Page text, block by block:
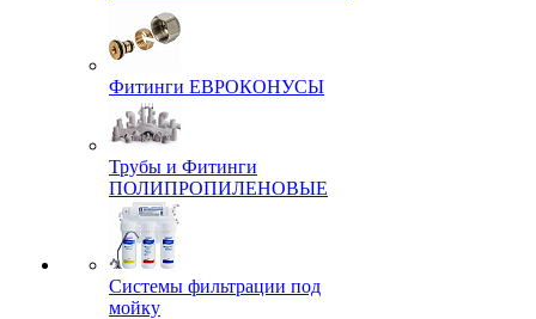
Фитинги ЕВРОКОНУСЫ
Трубы и Фитинги
ПОЛИПРОПИЛЕНОВЫЕ
Системы фильтрации под
мойку